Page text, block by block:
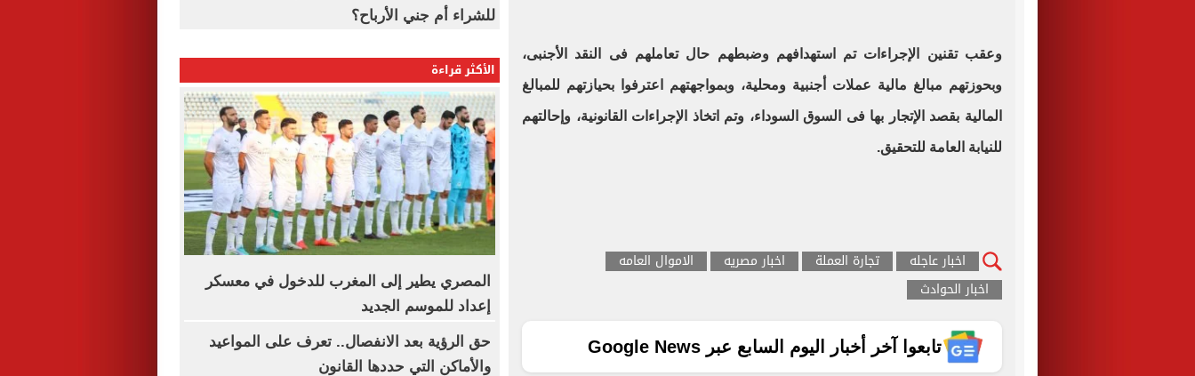
وعقب تقنين الإجراءات تم استهدافهم وضبطهم حال تعاملهم فى النقد الأجنبى،
وبحوزتهم مبالغ مالية عملات أجنبية ومحلية، وبمواجهتهم اعترفوا بحيازتهم للمبالغ
المالية بقصد الإتجار بها فى السوق السوداء، وتم اتخاذ الإجراءات القانونية، وإحالتهم
للنيابة العامة للتحقيق.
اخبار عاجله تجارة العملة اخبار مصريه
الاموال العامه
اخبار الحوادث
تابعوا آخر أخبار اليوم السابع عبر Google News
للشراء أم جني الأرباح؟
الأكثر قراءة
المصري يطير إلى المغرب للدخول في معسكر
إعداد للموسم الجديد
حق الرؤية بعد الانفصال.. تعرف على المواعيد
والأماكن التي حددها القانون